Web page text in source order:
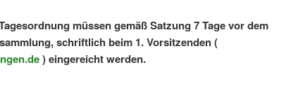
müssen gemäß Satzung 7 Tage vor dem
schriftlich beim 1. Vorsitzenden (
) eingereicht werden.